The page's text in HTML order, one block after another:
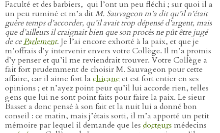
Faculté et des barbiers, qui l’ont un peu fléchi ; sur quoi il a
un peu ruminé et m’a ditM. Sauvageon m’a dit qu’il n’était
guère temps d’accorder, qu’il avait trop dépensé d’argent, mais
que d’ailleurs il craignait bien que son procès ne pût être jugé
de ceParlement. Je l’ai encore exhorté à la paix, et que je
m’offrais d’y intervenir envers votre Collège. Il m’a promis
d’y penser et qu’il me reviendrait trouver. Votre Collège a
fait fort prudemment de choisir M. Sauvageon pour cette
affaire, car il aime fort la chicane et est fort entier en ses
opinions ; et n’ayez point peur qu’il lui accorde rien, telles
gens que lui ne sont point faits pour faire la paix. Le sieur
Basset a donc pensé à son fait et la nuit lui a donné bon
conseil : ce matin, mais j’étais sorti, il m’a apporté un petit
mémoire par lequel il demande que les docteurs médecins